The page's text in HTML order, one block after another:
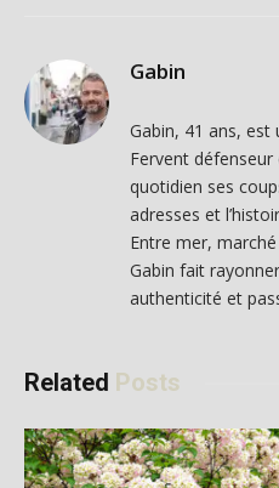
Gabin
Gabin, 41 ans,
Fervent
quotidien ses
adresses et
Entre mer,
Gabin fait
authenticité et
Related Posts